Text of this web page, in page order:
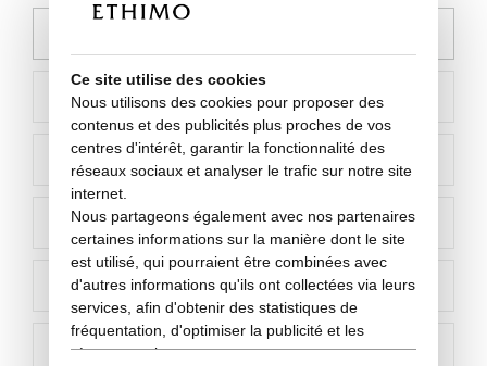
Ce site utilise des cookies
Nous utilisons des cookies pour proposer des
contenus et des publicités plus proches de vos
centres d'intérêt, garantir la fonctionnalité des
réseaux sociaux et analyser le trafic sur notre site
internet.
Nous partageons également avec nos partenaires
certaines informations sur la manière dont le site
est utilisé, qui pourraient être combinées avec
d'autres informations qu'ils ont collectées via leurs
services, afin d'obtenir des statistiques de
fréquentation, d'optimiser la publicité et les
réseaux sociaux.